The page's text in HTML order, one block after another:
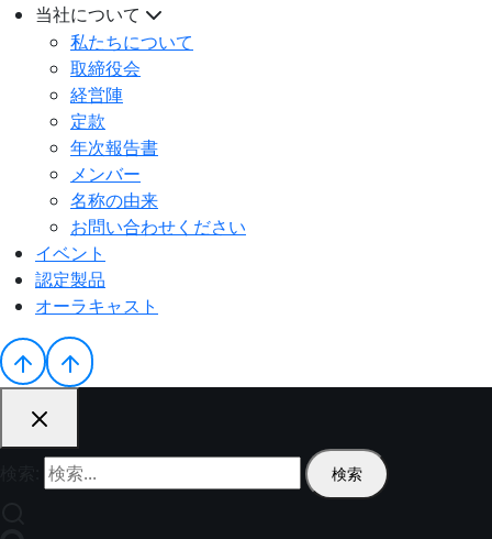
当社について
私たちについて
取締役会
経営陣
定款
年次報告書
メンバー
名称の由来
お問い合わせください
イベント
認定製品
オーラキャスト